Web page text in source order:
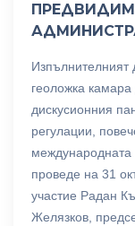
Изпълнителният
геоложка
дискусионния
регулации,
проведе на 31
участие Радан
Желязков,